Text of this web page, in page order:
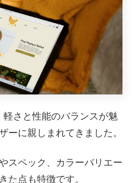
さと性能のバランスが魅
ーに親しまれてきました。
スペック、カラーバリエー
た点も特徴です。